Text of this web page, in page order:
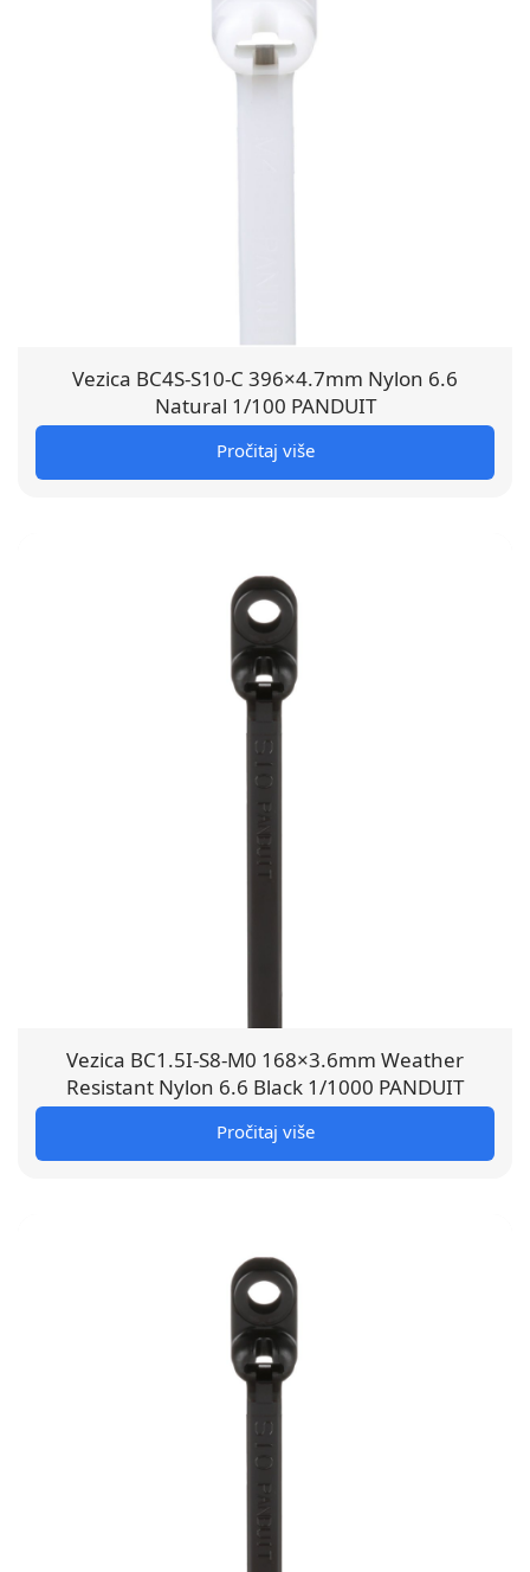
Vezica BC4S-S10-C 396×4.7mm Nylon 6.6
Natural 1/100 PANDUIT
Pročitaj više
Vezica BC1.5I-S8-M0 168×3.6mm Weather
Resistant Nylon 6.6 Black 1/1000 PANDUIT
Pročitaj više